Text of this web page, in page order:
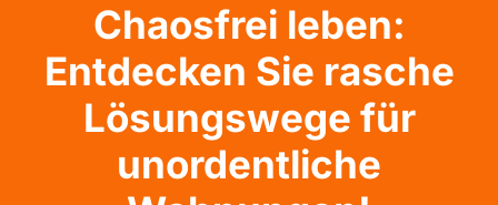
Chaosfrei leben:
Entdecken Sie rasche
Lösungswege für
unordentliche